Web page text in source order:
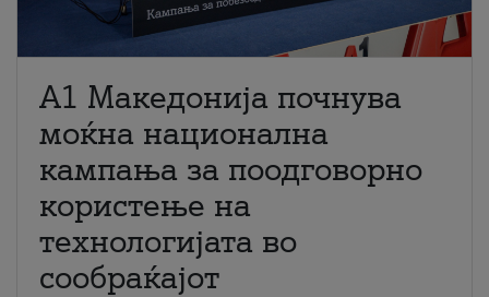
A1 Македонија почнува
моќна национална
кампања за поодговорно
користење на
технологијата во
сообраќајот